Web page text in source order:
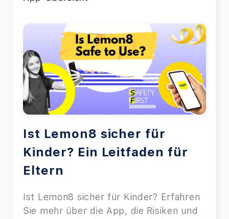
Ist Lemon8 sicher für
Kinder? Ein Leitfaden für
Eltern
Ist Lemon8 sicher für Kinder? Erfahren
Sie mehr über die App, die Risiken und